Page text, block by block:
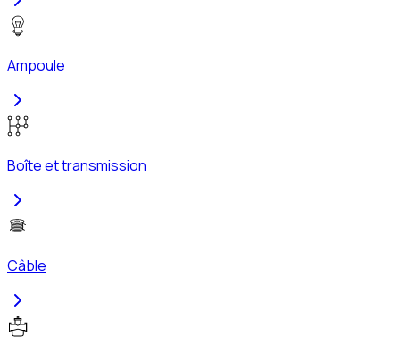
Ampoule
Boîte et transmission
Câble